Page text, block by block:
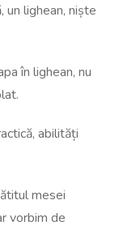
un lighean, niște
în lighean, nu
abilități
mesei
vorbim de